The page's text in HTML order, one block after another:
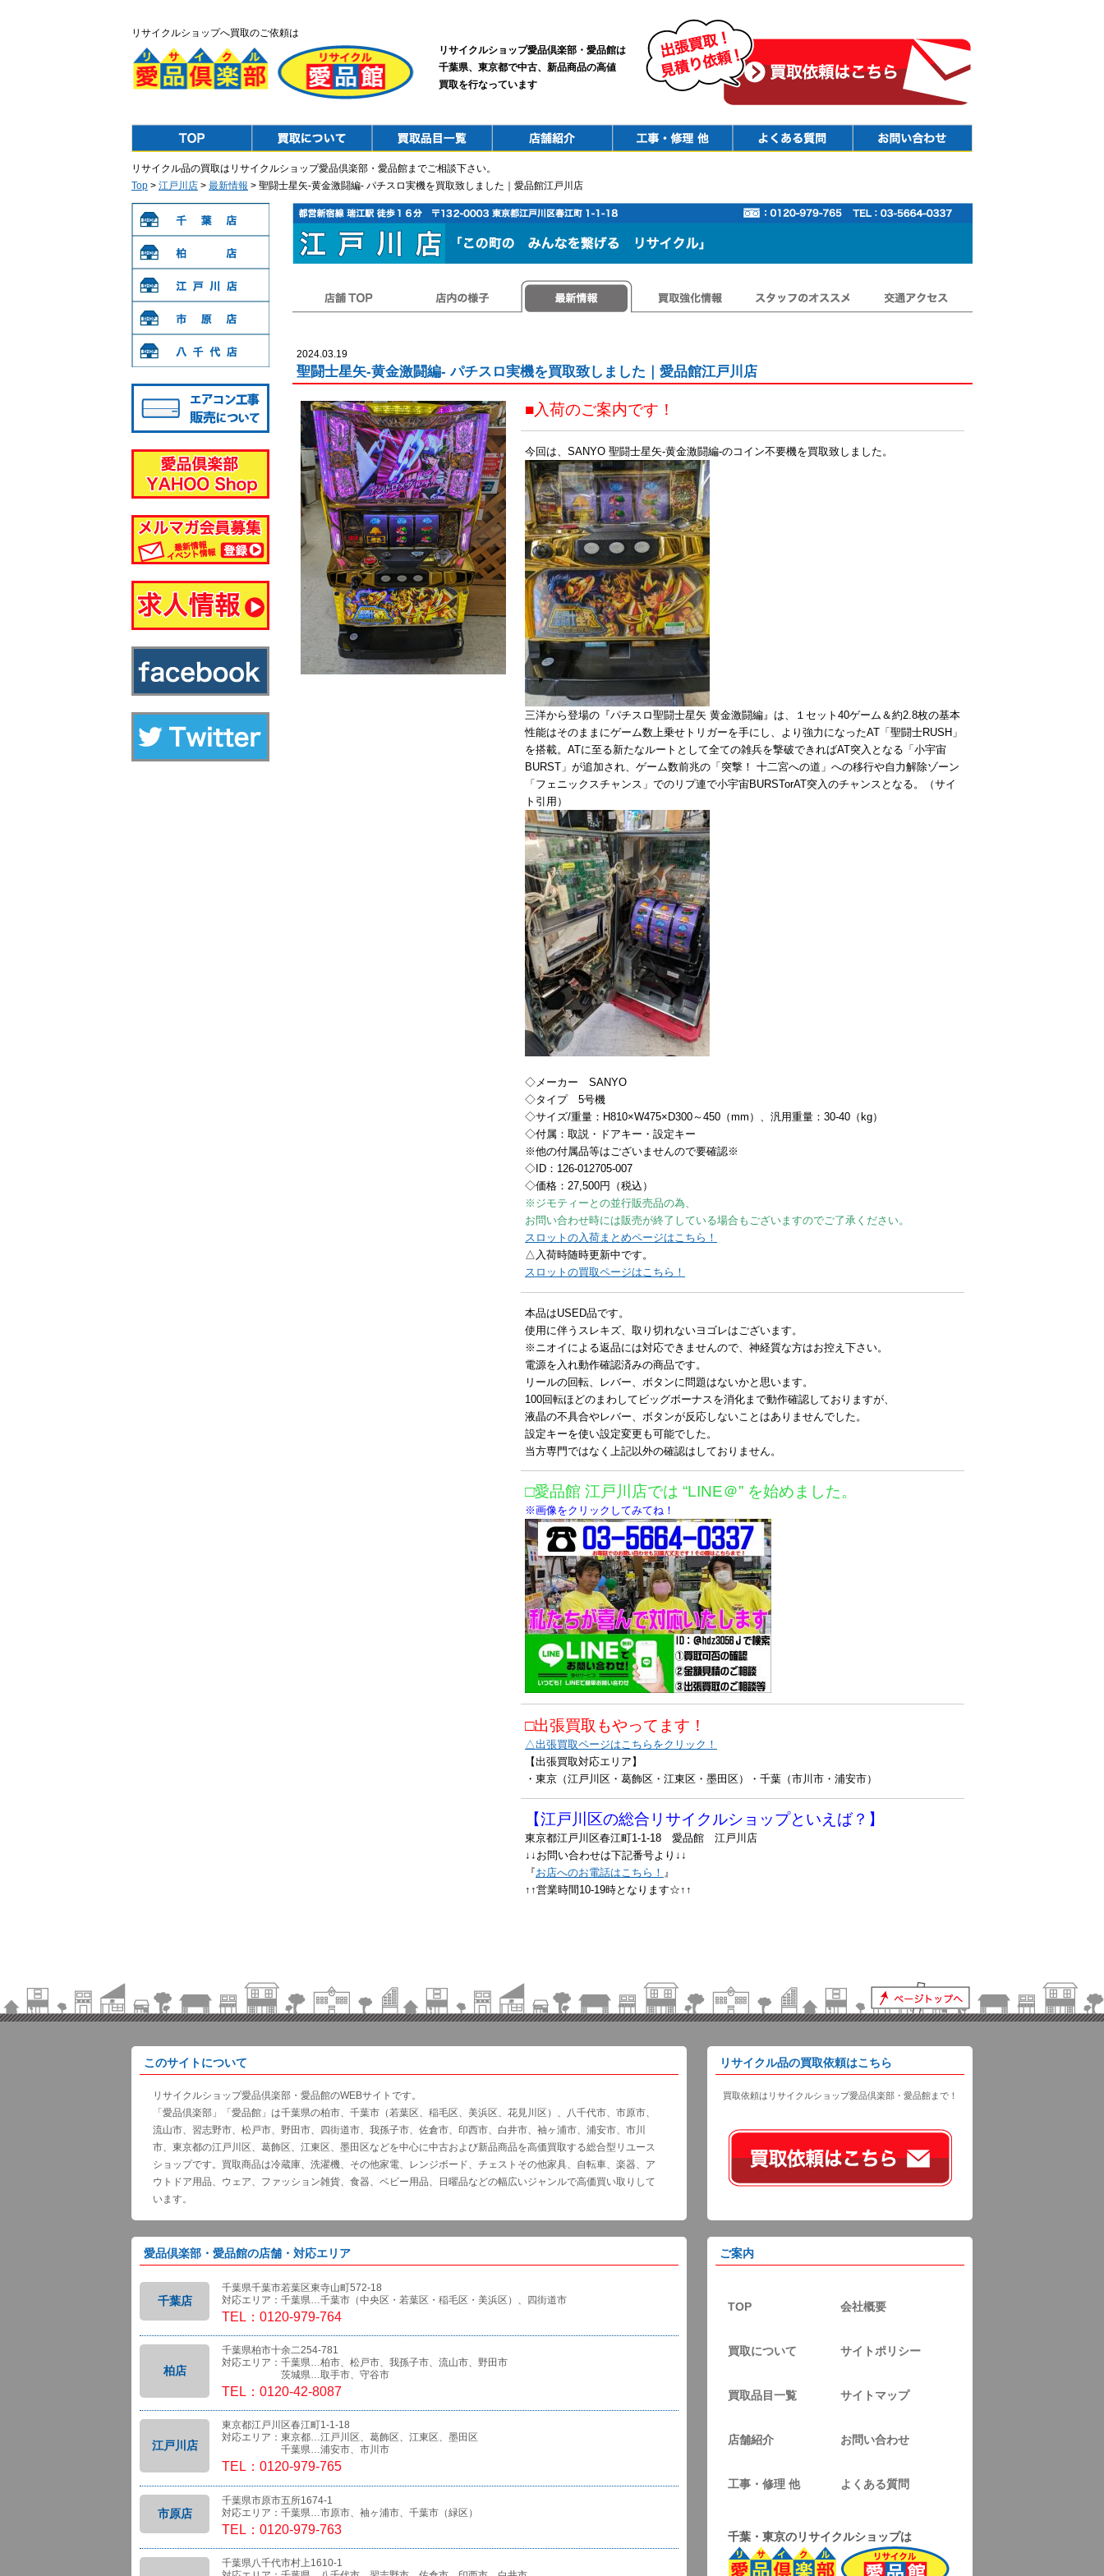
リサイクルショップへ買取のご依頼は
リサイクルショップ愛品倶楽部・愛品館は
千葉県、東京都で中古、新品商品の高値
買取を行なっています
リサイクル品の買取はリサイクルショップ愛品倶楽部・愛品館までご相談下さい。
Top > 江戸川店 > 最新情報 > 聖闘士星矢-黄金激闘編- パチスロ実機を買取致しました｜愛品館江戸川店
2024.03.19
聖闘士星矢-黄金激闘編- パチスロ実機を買取致しました｜愛品館江戸川店
■入荷のご案内です！
今回は、SANYO 聖闘士星矢-黄金激闘編-のコイン不要機を買取致しました。
三洋から登場の『パチスロ聖闘士星矢 黄金激闘編』は、１セット40ゲーム＆約2.8枚の基本
性能はそのままにゲーム数上乗せトリガーを手にし、より強力になったAT「聖闘士RUSH」
を搭載。ATに至る新たなルートとして全ての雑兵を撃破できればAT突入となる「小宇宙
BURST」が追加され、ゲーム数前兆の「突撃！ 十二宮への道」への移行や自力解除ゾーン
「フェニックスチャンス」でのリプ連で小宇宙BURSTorAT突入のチャンスとなる。（サイ
ト引用）
◇メーカー SANYO
◇タイプ 5号機
◇サイズ/重量：H810×W475×D300～450（mm）、汎用重量：30-40（kg）
◇付属：取説・ドアキー・設定キー
※他の付属品等はございませんので要確認※
◇ID：126-012705-007
◇価格：27,500円（税込）
※ジモティーとの並行販売品の為、
お問い合わせ時には販売が終了している場合もございますのでご了承ください。
スロットの入荷まとめページはこちら！
△入荷時随時更新中です。
スロットの買取ページはこちら！
本品はUSED品です。
使用に伴うスレキズ、取り切れないヨゴレはございます。
※ニオイによる返品には対応できませんので、神経質な方はお控え下さい。
電源を入れ動作確認済みの商品です。
リールの回転、レバー、ボタンに問題はないかと思います。
100回転ほどのまわしてビッグボーナスを消化まで動作確認しておりますが、
液晶の不具合やレバー、ボタンが反応しないことはありませんでした。
設定キーを使い設定変更も可能でした。
当方専門ではなく上記以外の確認はしておりません。
□愛品館 江戸川店では “LINE＠” を始めました。
※画像をクリックしてみてね！
□出張買取もやってます！
△出張買取ページはこちらをクリック！
【出張買取対応エリア】
・東京（江戸川区・葛飾区・江東区・墨田区）・千葉（市川市・浦安市）
【江戸川区の総合リサイクルショップといえば？】
東京都江戸川区春江町1-1-18 愛品館 江戸川店
↓↓お問い合わせは下記番号より↓↓
『お店へのお電話はこちら！ 』
↑↑営業時間10-19時となります☆↑↑
このサイトについて
リサイクルショップ愛品倶楽部・愛品館のWEBサイトです。
「愛品倶楽部」「愛品館」は千葉県の柏市、千葉市（若葉区、稲毛区、美浜区、花見川区）、八千代市、市原市、
流山市、習志野市、松戸市、野田市、四街道市、我孫子市、佐倉市、印西市、白井市、袖ヶ浦市、浦安市、市川
市、東京都の江戸川区、葛飾区、江東区、墨田区などを中心に中古および新品商品を高価買取する総合型リユース
ショップです。買取商品は冷蔵庫、洗濯機、その他家電、レンジボード、チェストその他家具、自転車、楽器、ア
ウトドア用品、ウェア、ファッション雑貨、食器、ベビー用品、日曜品などの幅広いジャンルで高価買い取りして
います。
リサイクル品の買取依頼はこちら
買取依頼はリサイクルショップ愛品倶楽部・愛品館まで！
愛品倶楽部・愛品館の店舗・対応エリア
千葉店
千葉県千葉市若葉区東寺山町572-18
対応エリア：千葉県…千葉市（中央区・若葉区・稲毛区・美浜区）、四街道市
TEL：0120-979-764
柏店
千葉県柏市十余二254-781
対応エリア：千葉県…柏市、松戸市、我孫子市、流山市、野田市
茨城県…取手市、守谷市
TEL：0120-42-8087
江戸川店
東京都江戸川区春江町1-1-18
対応エリア：東京都…江戸川区、葛飾区、江東区、墨田区
千葉県…浦安市、市川市
TEL：0120-979-765
市原店
千葉県市原市五所1674-1
対応エリア：千葉県…市原市、袖ヶ浦市、千葉市（緑区）
TEL：0120-979-763
千葉県八千代市村上1610-1
ご案内
TOP 会社概要
買取について サイトポリシー
買取品目一覧 サイトマップ
店舗紹介 お問い合わせ
工事・修理 他 よくある質問
千葉・東京のリサイクルショップは